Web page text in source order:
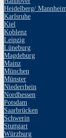
Heidelberg/ Mannheim
Karlsruhe
Kiel
Koblenz
Leipzig
Lüneburg
Magdeburg
Mainz
München
Münster
Niederrhein
Nordhessen
Potsdam
Saarbrücken
Schwerin
Stuttgart
Würzburg